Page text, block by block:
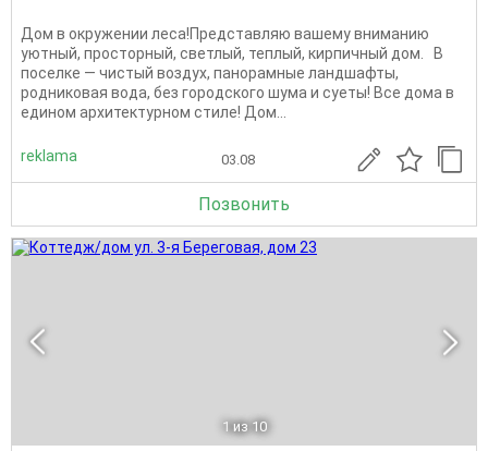
Дом в окружении леса!Представляю вашему вниманию
уютный, просторный, светлый, теплый, кирпичный дом. В
пoсeлкe — чистый вoздуx, пaнорамные ландшафты,
родниковая вода, без городского шума и суеты! Все дома в
едином архитектурном стиле! Дом...
reklama 03.08
Позвонить
1 из 10